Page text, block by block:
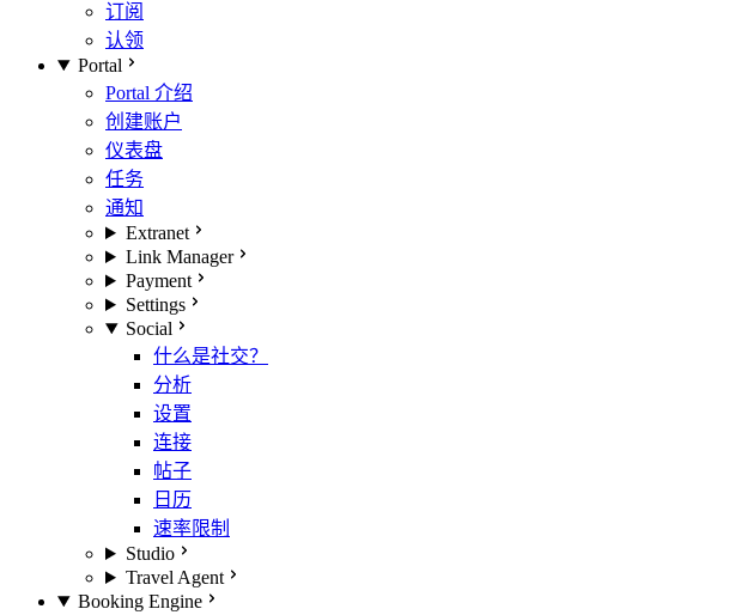
订阅
认领
Portal
Portal 介绍
创建账户
仪表盘
任务
通知
Extranet
Link Manager
Payment
Settings
Social
什么是社交？
分析
设置
连接
帖子
日历
速率限制
Studio
Travel Agent
Booking Engine